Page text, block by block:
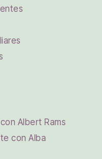
Albert Rams
con Alba